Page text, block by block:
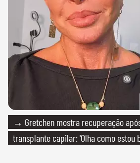
→ Gretchen mostra recuperação
transplante capilar: 'Olha como estou